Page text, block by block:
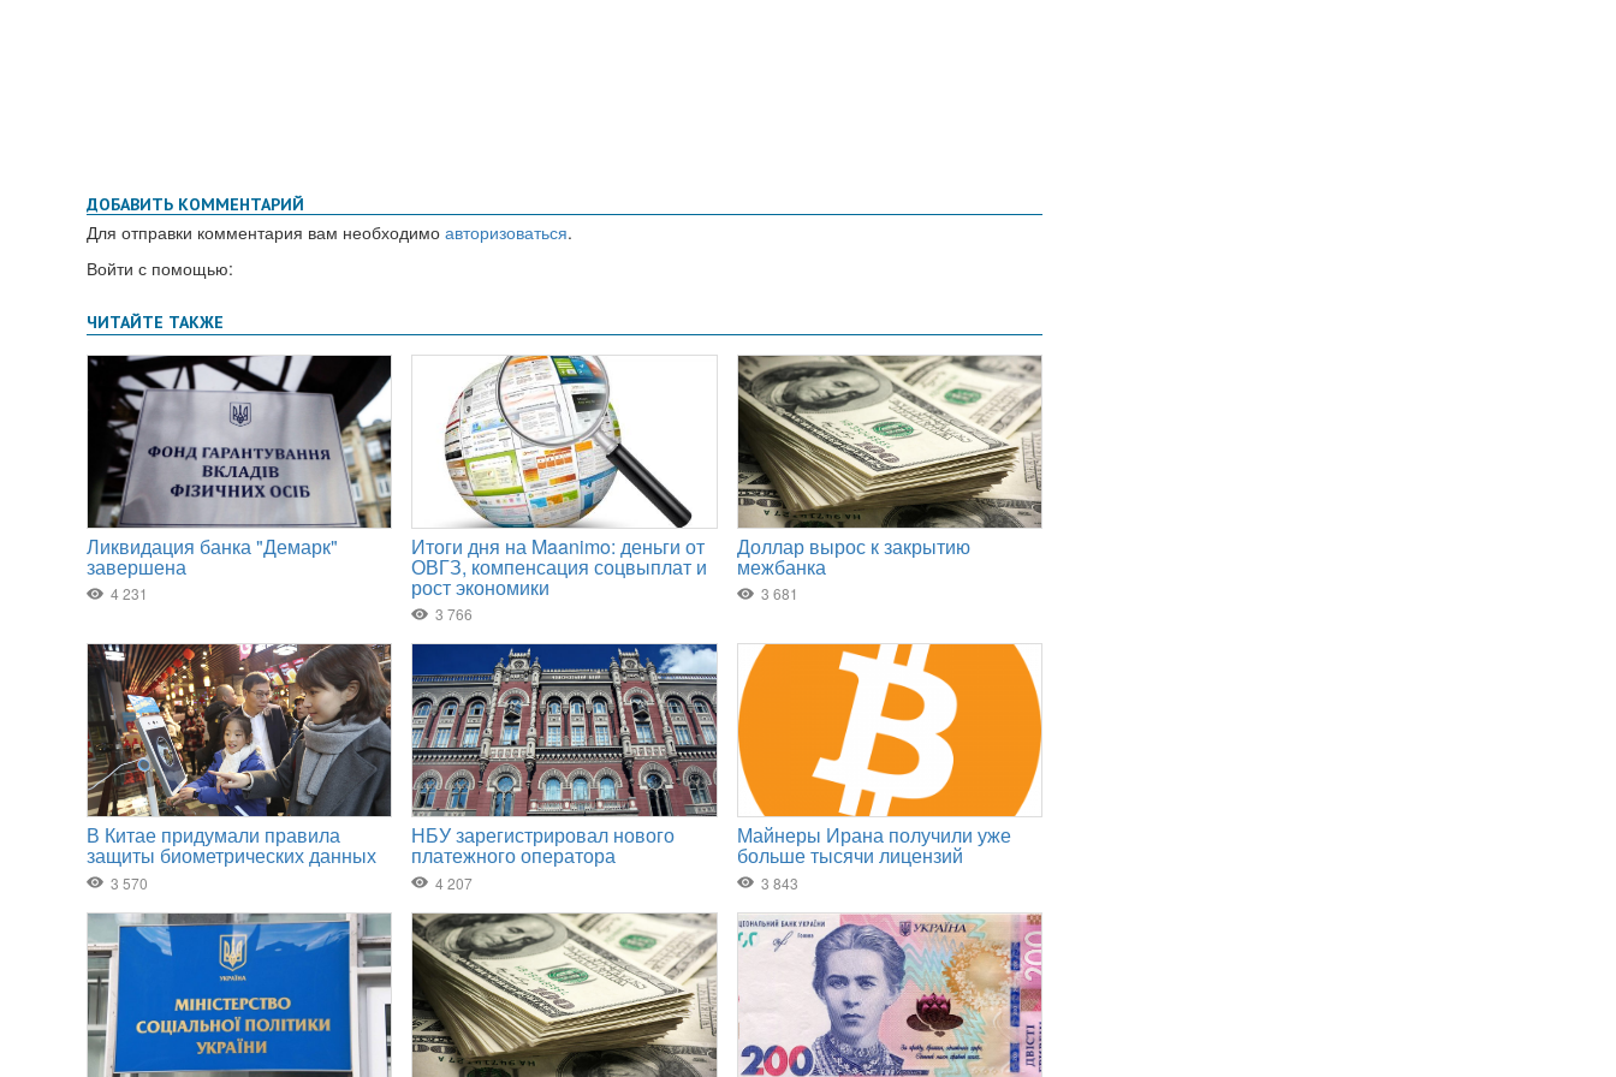
ДОБАВИТЬ КОММЕНТАРИЙ
Для отправки комментария вам необходимо авторизоваться.
Войти с помощью: